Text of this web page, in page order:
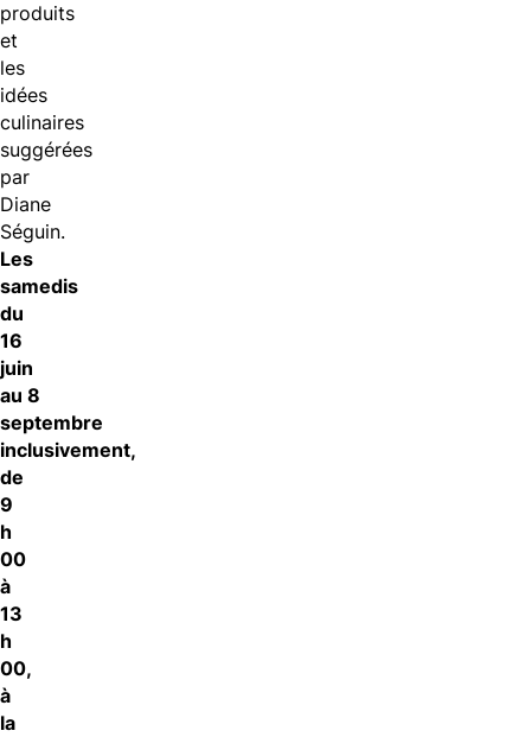
produits
et
les
idées
culinaires
suggérées
par
Diane
Séguin.
Les
samedis
du
16
juin
au 8
septembre
inclusivement,
de
9
h
00
à
13
h
00,
à
la